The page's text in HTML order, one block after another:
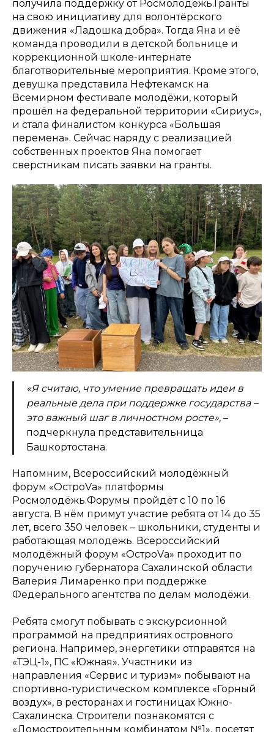
получила поддержку от Росмолодёжь.Гранты
на свою инициативу для волонтёрского
движения «Ладошка добра». Тогда Яна и её
команда проводили в детской больнице и
коррекционной школе-интернате
благотворительные мероприятия. Кроме этого,
девушка представила Нефтекамск на
Всемирном фестивале молодёжи, который
прошёл на федеральной территории «Сириус»,
и стала финалистом конкурса «Большая
перемена». Сейчас наряду с реализацией
собственных проектов Яна помогает
сверстникам писать заявки на гранты.
«Я считаю, что умение превращать идеи в
реальные дела при поддержке государства –
это важный шаг в личностном росте», –
подчеркнула представительница
Башкортостана.
Напомним, Всероссийский молодёжный
форум «ОстроVа» платформы
Росмолодёжь.Форумы пройдёт с 10 по 16
августа. В нём примут участие ребята от 14 до 35
лет, всего 350 человек – школьники, студенты и
работающая молодёжь. Всероссийский
молодёжный форум «ОстроVа» проходит по
поручению губернатора Сахалинской области
Валерия Лимаренко при поддержке
Федерального агентства по делам молодёжи.
Ребята смогут побывать с экскурсионной
программой на предприятиях островного
региона. Например, энергетики отправятся на
«ТЭЦ-1», ПС «Южная». Участники из
направления «Сервис и туризм» побывают на
спортивно-туристическом комплексе «Горный
воздух», в ресторанах и гостиницах Южно-
Сахалинска. Строители познакомятся с
«Домостроительным комбинатом №1», посетят